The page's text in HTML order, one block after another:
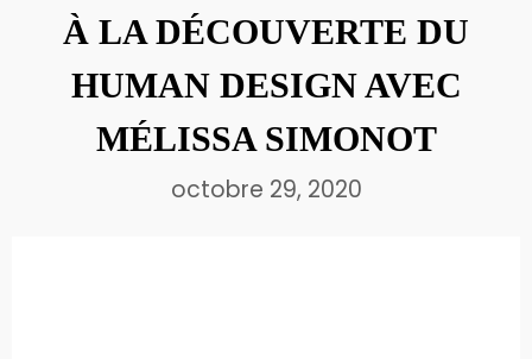
30
JUIN
ADELINE ANGER, CELLE QUI
QUITTA INSTA
À LA DÉCOUVERTE DU
HUMAN DESIGN AVEC
MÉLISSA SIMONOT
octobre 29, 2020